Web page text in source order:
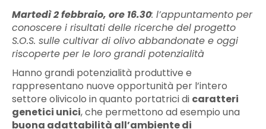
Martedì 2 febbraio, ore 16.30: l’appuntamento per
conoscere i risultati delle ricerche del progetto
S.O.S. sulle cultivar di olivo abbandonate e oggi
riscoperte per le loro grandi potenzialità
Hanno grandi potenzialità produttive e
rappresentano nuove opportunità per l’intero
settore olivicolo in quanto portatrici di caratteri
genetici unici, che permettono ad esempio una
buona adattabilità all’ambiente di